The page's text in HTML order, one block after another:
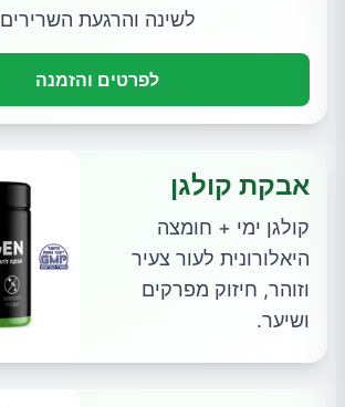
לשינה והרגעת השרירים
לפרטים והזמנה
אבקת קולגן
קולגן ימי + חומצה
היאלורונית לעור צעיר
וזוהר, חיזוק מפרקים
ושיער.